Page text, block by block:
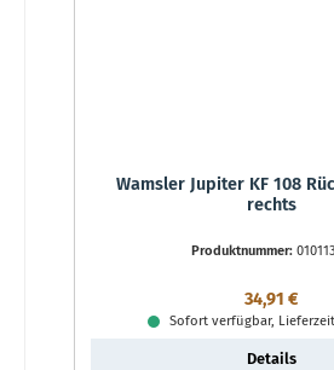
Wamsler Jupiter KF 108
rechts
Produktnummer:
Regulärer
34,91 €
Sofort verfügbar,
Details